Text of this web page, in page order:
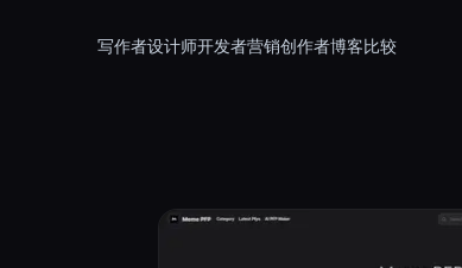
写作者设计师开发者营销创作者博客 比较